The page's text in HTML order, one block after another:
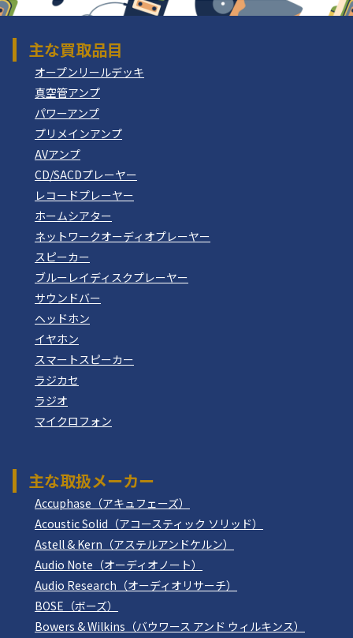
主な買取品目
オープンリールデッキ
真空管アンプ
パワーアンプ
プリメインアンプ
AVアンプ
CD/SACDプレーヤー
レコードプレーヤー
ホームシアター
ネットワークオーディオプレーヤー
スピーカー
ブルーレイディスクプレーヤー
サウンドバー
ヘッドホン
イヤホン
スマートスピーカー
ラジカセ
ラジオ
マイクロフォン
主な取扱メーカー
Accuphase（アキュフェーズ）
Acoustic Solid（アコースティック ソリッド）
Astell & Kern（アステルアンドケルン）
Audio Note（オーディオノート）
Audio Research（オーディオリサーチ）
BOSE（ボーズ）
Bowers & Wilkins（バウワース アンド ウィルキンス）